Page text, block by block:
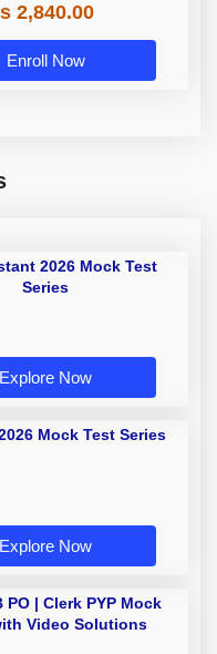
2,840.00
Enroll Now
2026 Mock Test
Series
Explore Now
Mock Test Series
Explore Now
PO | Clerk PYP Mock
Video Solutions